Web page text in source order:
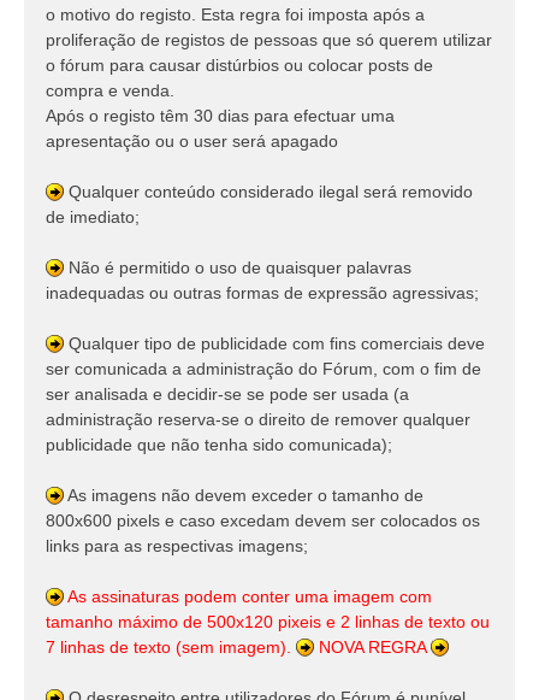
o motivo do registo. Esta regra foi imposta após a
proliferação de registos de pessoas que só querem utilizar
o fórum para causar distúrbios ou colocar posts de
compra e venda.
Após o registo têm 30 dias para efectuar uma
apresentação ou o user será apagado
Qualquer conteúdo considerado ilegal será removido
de imediato;
Não é permitido o uso de quaisquer palavras
inadequadas ou outras formas de expressão agressivas;
Qualquer tipo de publicidade com fins comerciais deve
ser comunicada a administração do Fórum, com o fim de
ser analisada e decidir-se se pode ser usada (a
administração reserva-se o direito de remover qualquer
publicidade que não tenha sido comunicada);
As imagens não devem exceder o tamanho de
800x600 pixels e caso excedam devem ser colocados os
links para as respectivas imagens;
As assinaturas podem conter uma imagem com
tamanho máximo de 500x120 pixeis e 2 linhas de texto ou
7 linhas de texto (sem imagem).
NOVA REGRA